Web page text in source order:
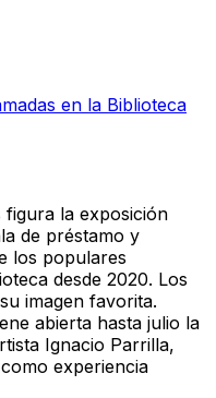
en la Biblioteca
figura la exposición
de préstamo y
los populares
desde 2020. Los
imagen favorita.
abierta hasta julio la
Ignacio Parrilla,
experiencia